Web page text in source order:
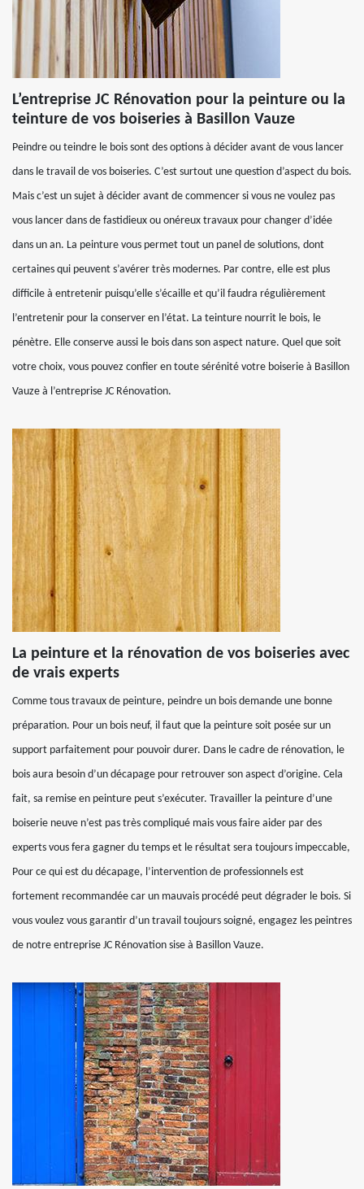
L’entreprise JC Rénovation pour la peinture ou la
teinture de vos boiseries à Basillon Vauze
Peindre ou teindre le bois sont des options à décider avant de vous lancer
dans le travail de vos boiseries. C’est surtout une question d’aspect du bois.
Mais c’est un sujet à décider avant de commencer si vous ne voulez pas
vous lancer dans de fastidieux ou onéreux travaux pour changer d’idée
dans un an. La peinture vous permet tout un panel de solutions, dont
certaines qui peuvent s’avérer très modernes. Par contre, elle est plus
difficile à entretenir puisqu’elle s’écaille et qu’il faudra régulièrement
l’entretenir pour la conserver en l’état. La teinture nourrit le bois, le
pénètre. Elle conserve aussi le bois dans son aspect nature. Quel que soit
votre choix, vous pouvez confier en toute sérénité votre boiserie à Basillon
Vauze à l’entreprise JC Rénovation.
La peinture et la rénovation de vos boiseries avec
de vrais experts
Comme tous travaux de peinture, peindre un bois demande une bonne
préparation. Pour un bois neuf, il faut que la peinture soit posée sur un
support parfaitement pour pouvoir durer. Dans le cadre de rénovation, le
bois aura besoin d’un décapage pour retrouver son aspect d’origine. Cela
fait, sa remise en peinture peut s’exécuter. Travailler la peinture d’une
boiserie neuve n’est pas très compliqué mais vous faire aider par des
experts vous fera gagner du temps et le résultat sera toujours impeccable,
Pour ce qui est du décapage, l’intervention de professionnels est
fortement recommandée car un mauvais procédé peut dégrader le bois. Si
vous voulez vous garantir d’un travail toujours soigné, engagez les peintres
de notre entreprise JC Rénovation sise à Basillon Vauze.